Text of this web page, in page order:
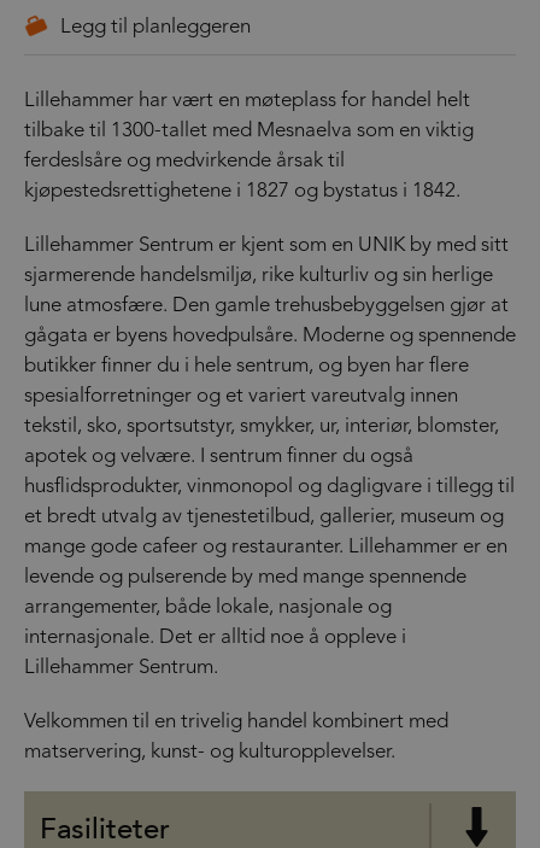
Lillehammer har vært en møteplass for handel helt
tilbake til 1300-tallet med Mesnaelva som en viktig
ferdeslsåre og medvirkende årsak til
kjøpestedsrettighetene i 1827 og bystatus i 1842.
Lillehammer Sentrum er kjent som en UNIK by med sitt
sjarmerende handelsmiljø, rike kulturliv og sin herlige
lune atmosfære. Den gamle trehusbebyggelsen gjør at
gågata er byens hovedpulsåre. Moderne og spennende
butikker finner du i hele sentrum, og byen har flere
spesialforretninger og et variert vareutvalg innen
tekstil, sko, sportsutstyr, smykker, ur, interiør, blomster,
apotek og velvære. I sentrum finner du også
husflidsprodukter, vinmonopol og dagligvare i tillegg til
et bredt utvalg av tjenestetilbud, gallerier, museum og
mange gode cafeer og restauranter. Lillehammer er en
levende og pulserende by med mange spennende
arrangementer, både lokale, nasjonale og
internasjonale. Det er alltid noe å oppleve i
Lillehammer Sentrum.
Velkommen til en trivelig handel kombinert med
matservering, kunst- og kulturopplevelser.
Fasiliteter